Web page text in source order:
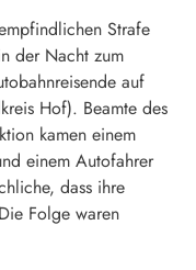
Strafe
der Nacht zum
auf
Hof). Beamte des
kamen einem
einem Autofahrer
dass ihre
Folge waren